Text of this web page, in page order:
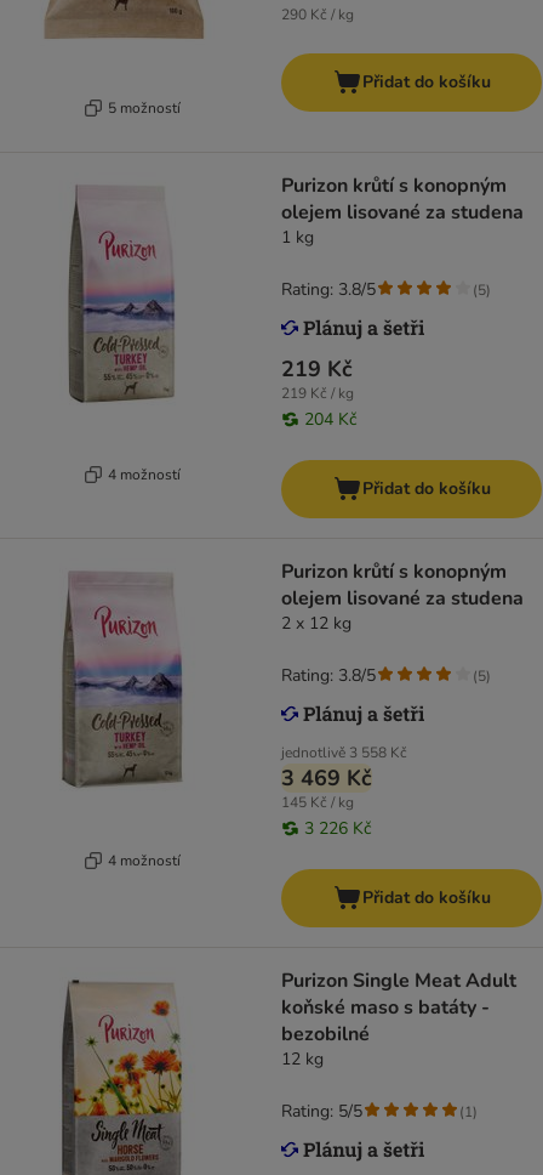
5 možností
290 Kč / kg
Přidat do košíku
4 možností
Purizon krůtí s konopným
olejem lisované za studena
1 kg
219 Kč
219 Kč / kg
204 Kč
Rating: 3.8/5 (5)
Přidat do košíku
4 možností
Purizon krůtí s konopným
olejem lisované za studena
2 x 12 kg
jednotlivě 3 558 Kč
3 469 Kč
145 Kč / kg
3 226 Kč
Rating: 3.8/5 (5)
Přidat do košíku
Purizon Single Meat Adult
koňské maso s batáty -
bezobilné
12 kg
Rating: 5/5 (1)